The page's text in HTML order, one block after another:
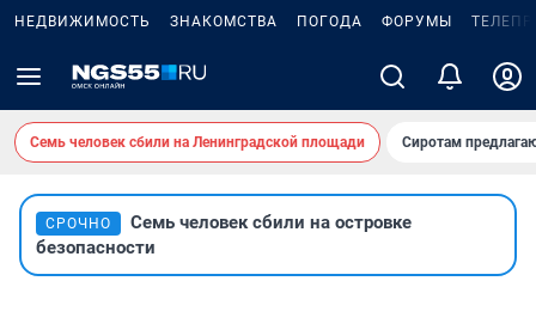
НЕДВИЖИМОСТЬ ЗНАКОМСТВА ПОГОДА ФОРУМЫ
Семь человек сбили на Ленинградской площади Сиротам
СРОЧНО
Семь человек сбили на островке
безопасности